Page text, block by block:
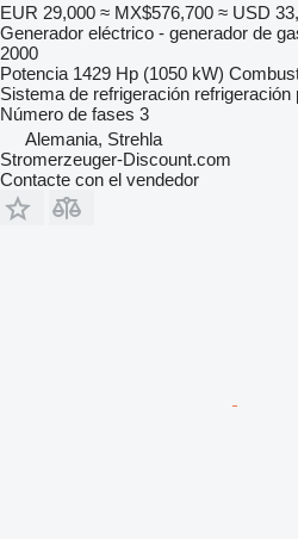
EUR 29,000 ≈ MX$576,700 ≈ USD
Generador eléctrico - generador de
2000
Potencia 1429 Hp (1050 kW)
Sistema de refrigeración refrigeración
Número de fases 3
Alemania, Strehla
Stromerzeuger-Discount.com
Contacte con el vendedor